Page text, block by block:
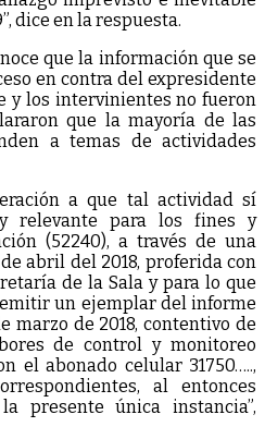
dice en la respuesta.
que la información que se
en contra del expresidente
y los intervinientes no fueron
que la mayoría de las
a temas de actividades
a que tal actividad sí
relevante para los fines y
(52240), a través de una
abril del 2018, proferida con
de la Sala y para lo que
un ejemplar del informe
marzo de 2018, contentivo de
de control y monitoreo
el abonado celular 31750…..,
al entonces
presente única instancia”,